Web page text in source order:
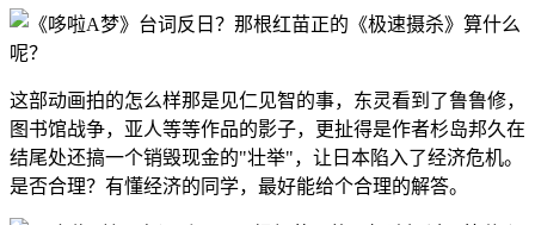
这部动画拍的怎么样那是见仁见智的事，东灵看到了鲁鲁修，
图书馆战争，亚人等等作品的影子，更扯得是作者杉岛邦久在
结尾处还搞一个销毁现金的"壮举"，让日本陷入了经济危机。
是否合理？有懂经济的同学，最好能给个合理的解答。